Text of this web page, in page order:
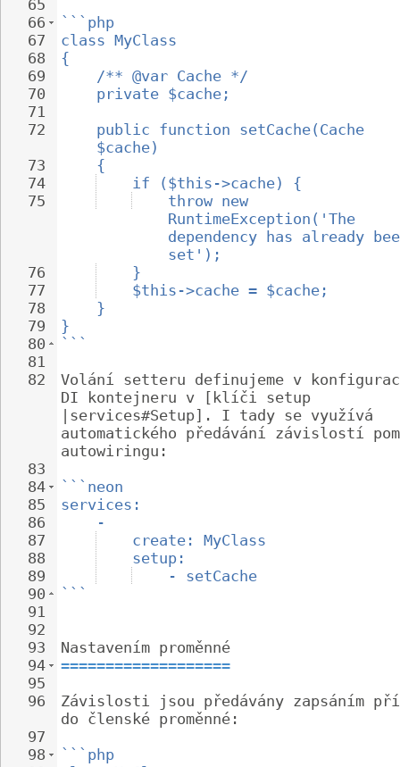
65
66
67
68
69
70
71
72
73
74
75
76
77
78
79
80
81
82
83
84
85
86
87
88
89
90
91
92
93
94
95
96
97
98
```php
class MyClass
{
/** @var Cache */
private $cache;
public function setCache(Cache
$cache)
{
if ($this->cache) {
throw new
RuntimeException('The
dependency has already
set');
}
$this->cache = $cache;
}
}
```
Volání setteru definujeme v
DI kontejneru v [klíči setup
|services#Setup]. I tady se využívá
automatického předávání závislostí
autowiringu:
```neon
services:
-
create: MyClass
setup:
- setCache
```
Nastavením proměnné
===================
Závislosti jsou předávány zapsáním
do členské proměnné:
```php